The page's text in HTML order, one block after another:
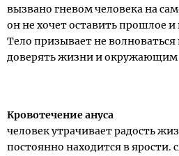
вызвано гневом человека на
он не хочет оставить прошлое и
Тело призывает не волноваться
доверять жизни и окружающим
Кровотечение ануса
человек утрачивает радость
постоянно находится в ярости.